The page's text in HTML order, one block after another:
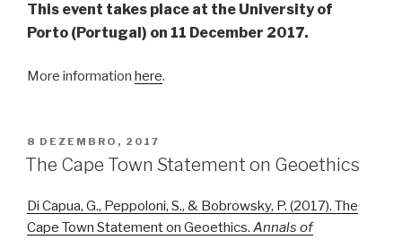
This event takes place at the University of
Porto (Portugal) on 11 December 2017.
More information here.
PUBLICADO
EM
8 DEZEMBRO, 2017
The Cape Town Statement on Geoethics
Di Capua, G., Peppoloni, S., & Bobrowsky, P. (2017). The
Cape Town Statement on Geoethics. Annals of